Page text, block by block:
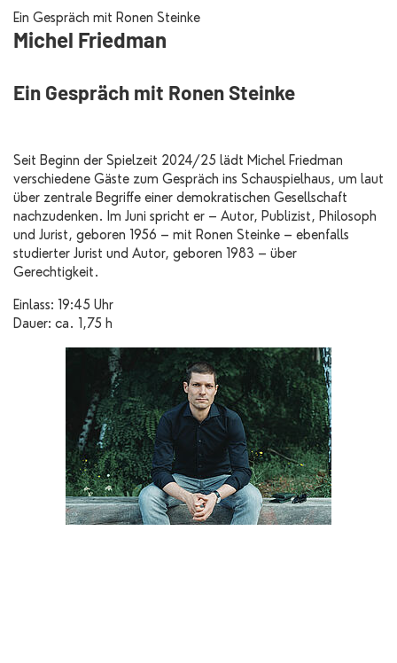
Ein Gespräch mit Ronen Steinke
Michel Friedman
Ein Gespräch mit Ronen Steinke
Seit Beginn der Spielzeit 2024/25 lädt Michel Friedman
verschiedene Gäste zum Gespräch ins Schauspielhaus, um laut
über zentrale Begriffe einer demokratischen Gesellschaft
nachzudenken. Im Juni spricht er – Autor, Publizist, Philosoph
und Jurist, geboren 1956 – mit Ronen Steinke – ebenfalls
studierter Jurist und Autor, geboren 1983 – über
Gerechtigkeit.
Einlass: 19:45 Uhr
Dauer: ca. 1,75 h